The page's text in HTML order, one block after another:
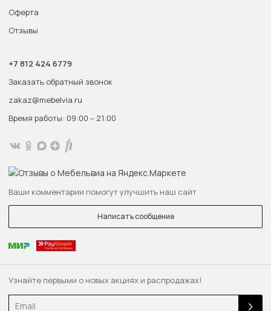
Узнайте первыми о новых акциях и распродажах!
Email
Оферта
Отзывы
+7 812 424 6779
Заказать обратный звонок
zakaz@mebelvia.ru
Время работы: 09:00 – 21:00
Ваши комментарии помогут улучшить наш сайт
Написать сообщение